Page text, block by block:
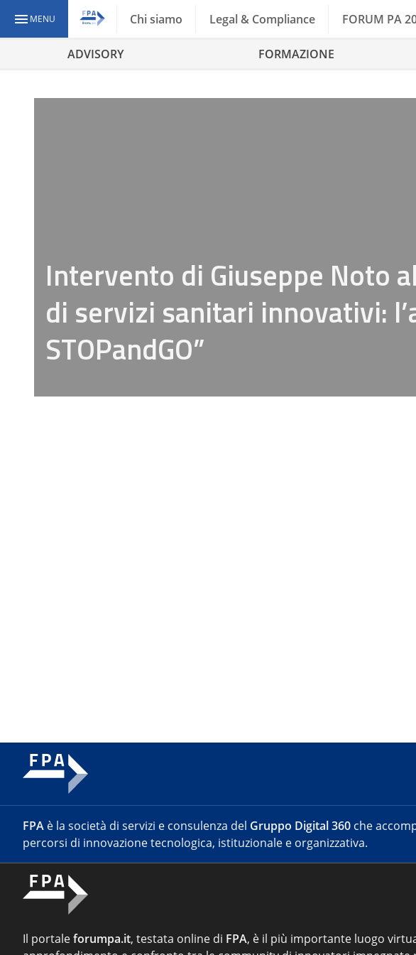
MENU Chi siamo Legal & Compliance FORUM PA
ADVISORY FORMAZIONE
Intervento di Giuseppe Noto
di servizi sanitari innovativi:
STOPandGO”
FPA è la società di servizi e consulenza del Gruppo Digital 360 che
percorsi di innovazione tecnologica, istituzionale e organizzativa.
Il portaleforumpa.it, testata online di FPA, è il più importante luogo